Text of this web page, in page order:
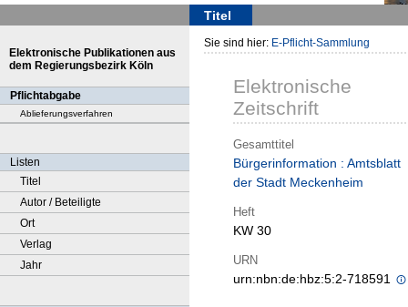
Titel
Elektronische Publikationen aus
dem Regierungsbezirk Köln
Pflichtabgabe
Ablieferungsverfahren
Listen
Titel
Autor / Beteiligte
Ort
Verlag
Jahr
Sie sind hier: E-Pflicht-Sammlung
Elektronische
Zeitschrift
Gesamttitel
Bürgerinformation : Amtsblatt
der Stadt Meckenheim
Heft
KW 30
URN
urn:nbn:de:hbz:5:2-718591